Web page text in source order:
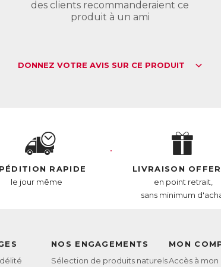
des clients recommanderaient ce
produit à un ami
DONNEZ VOTRE AVIS SUR CE PRODUIT
RAPIDE
le jour même
LIVRAISON
en point retrait,
sans minimum
NOS ENGAGEMENTS
Sélection de produits naturels
MON
Accès à